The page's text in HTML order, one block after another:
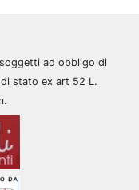
ad obbligo di
stato ex art 52 L.